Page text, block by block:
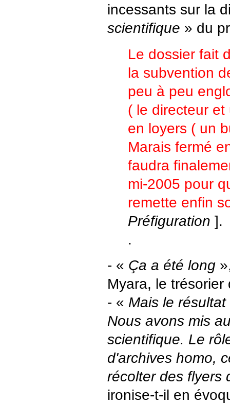
incessants sur la
scientifique » du
Le dossier fait
la subvention
peu à peu
( le directeur
en loyers ( un
Marais fermé
faudra
mi-2005 pour
remette enfin
Préfiguration ].
.
- « Ça a été long
Myara, le
- « Mais le
Nous avons mis
scientifique. Le
d'archives homo,
récolter des flyers
ironise-t-il en